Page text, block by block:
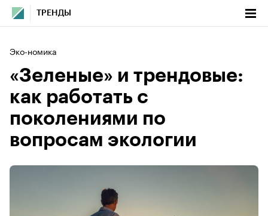
ТРЕНДЫ
Эко-номика
«Зеленые» и трендовые:
как работать с
поколениями по
вопросам экологии